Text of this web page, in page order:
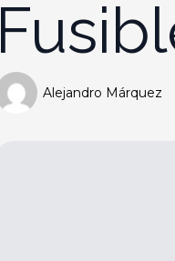
Alejandro Márquez